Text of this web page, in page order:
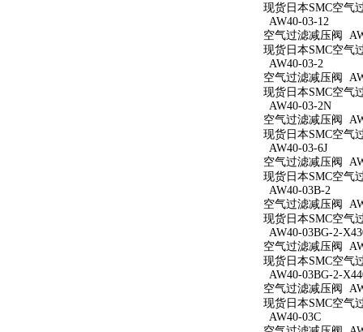
现货日本SMC空气
AW40-03-12
空气过滤减压阀
现货日本SMC空气
AW40-03-2
空气过滤减压阀
现货日本SMC空气
AW40-03-2N
空气过滤减压阀
现货日本SMC空气
AW40-03-6J
空气过滤减压阀
现货日本SMC空气
AW40-03B-2
空气过滤减压阀
现货日本SMC空气
AW40-03BG-2-
空气过滤减压阀
现货日本SMC空气
AW40-03BG-2-
空气过滤减压阀
现货日本SMC空气
AW40-03C